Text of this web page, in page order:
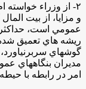
۲- از وزراء
و مزايا، از بيت
عمومي است، حداكثر
ريشه هاي تعميق
گوشه­اي
مديران بنگاه­هاي
امر در رابطه با